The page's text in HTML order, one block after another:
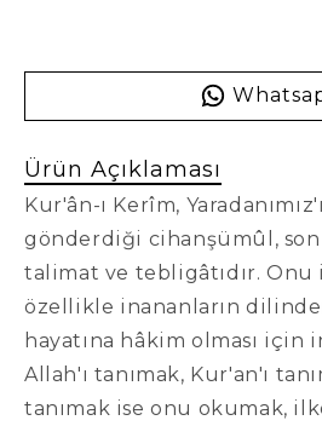
Ürün Açıklaması
Kur'ân-ı Kerîm,
gönderdiği cihanşümûl, son
talimat ve tebligâtıdır. Onu
özellikle inananların
hayatına hâkim olması için
Allah'ı tanımak, Kur'an'ı
tanımak ise onu okumak,